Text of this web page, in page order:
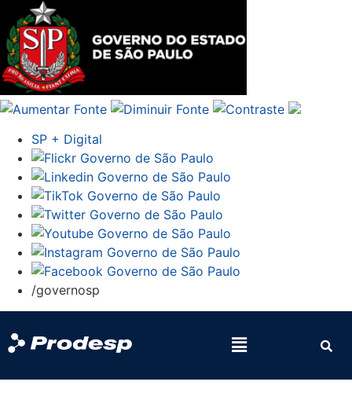
SP + Digital
/governosp